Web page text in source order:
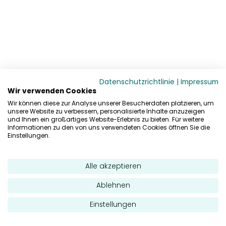
Datenschutzrichtlinie | Impressum
Wir verwenden Cookies
Wir können diese zur Analyse unserer Besucherdaten platzieren, um
unsere Website zu verbessern, personalisierte Inhalte anzuzeigen
und Ihnen ein großartiges Website-Erlebnis zu bieten. Für weitere
Informationen zu den von uns verwendeten Cookies öffnen Sie die
Einstellungen.
Alle akzeptieren
Ablehnen
Einstellungen